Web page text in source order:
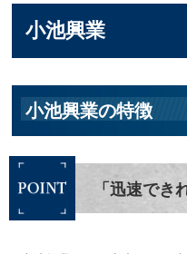
小池興業
小池興業の特徴
「迅速でき